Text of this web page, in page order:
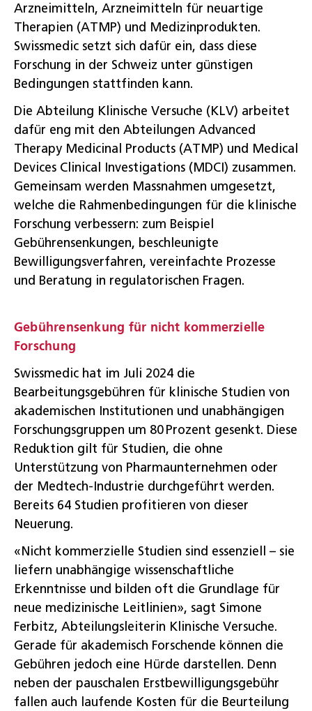
Arzneimitteln, Arzneimitteln für neuartige
Therapien (ATMP) und Medizinprodukten.
Swissmedic setzt sich dafür ein, dass diese
Forschung in der Schweiz unter günstigen
Bedingungen stattfinden kann.
Die Abteilung Klinische Versuche (KLV) arbeitet
dafür eng mit den Abteilungen Advanced
Therapy Medicinal Products (ATMP) und Medical
Devices Clinical Investigations (MDCI) zusammen.
Gemeinsam werden Massnahmen umgesetzt,
welche die Rahmenbedingungen für die klinische
Forschung verbessern: zum Beispiel
Gebührensenkungen, beschleunigte
Bewilligungsverfahren, vereinfachte Prozesse
und Beratung in regulatorischen Fragen.
Gebührensenkung für nicht kommerzielle
Forschung
Swissmedic hat im Juli 2024 die
Bearbeitungsgebühren für klinische Studien von
akademischen Institutionen und unabhängigen
Forschungsgruppen um 80 Prozent gesenkt. Diese
Reduktion gilt für Studien, die ohne
Unterstützung von Pharmaunternehmen oder
der Medtech-Industrie durchgeführt werden.
Bereits 64 Studien profitieren von dieser
Neuerung.
«Nicht kommerzielle Studien sind essenziell – sie
liefern unabhängige wissenschaftliche
Erkenntnisse und bilden oft die Grundlage für
neue medizinische Leitlinien», sagt Simone
Ferbitz, Abteilungsleiterin Klinische Versuche.
Gerade für akademisch Forschende können die
Gebühren jedoch eine Hürde darstellen. Denn
neben der pauschalen Erstbewilligungsgebühr
fallen auch laufende Kosten für die Beurteilung